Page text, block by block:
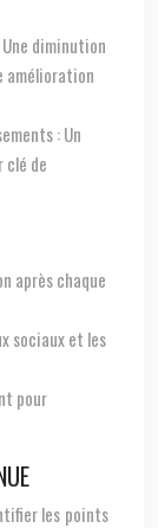
diminution
amélioration
: Un
de
après chaque
sociaux et les
pour
les points